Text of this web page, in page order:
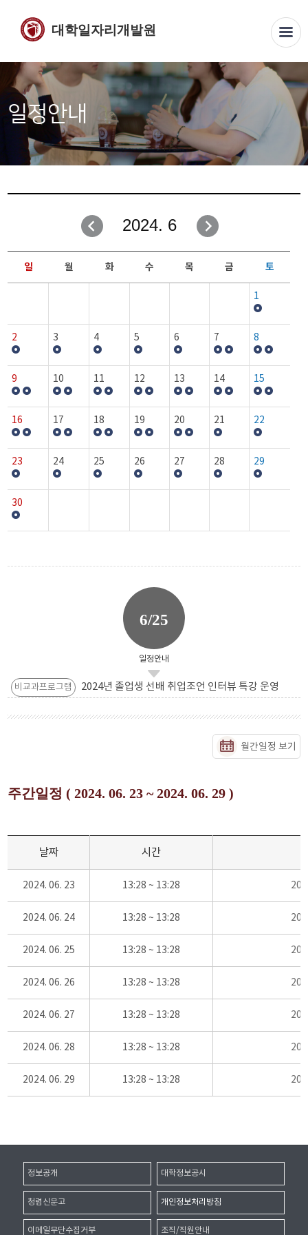
대학일자리개발원
일정안내
2024. 6
일 월 화 수 목 금 토
1
2 3 4 5 6 7 8
9 10 11 12 13 14 15
16 17 18 19 20 21 22
23 24 25 26 27 28 29
30
6/25
일정안내
비교과프로그램 2024년 졸업생 선배 취업조언 인터뷰 특강 운영
월간일정 보기
주간일정 ( 2024. 06. 23 ~ 2024. 06. 29 )
날짜 시간
2024. 06. 23 13:28 ~ 13:28
2024. 06. 24 13:28 ~ 13:28
2024. 06. 25 13:28 ~ 13:28
2024. 06. 26 13:28 ~ 13:28
2024. 06. 27 13:28 ~ 13:28
2024. 06. 28 13:28 ~ 13:28
2024. 06. 29 13:28 ~ 13:28
정보공개 대학정보공시
청렴신문고 개인정보처리방침
이메일무단수집거부 조직/직원안내